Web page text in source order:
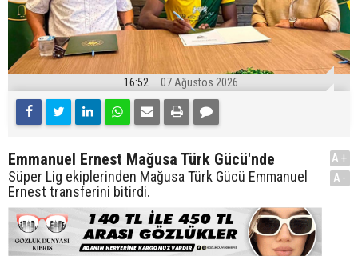
16:52 07 Ağustos 2026
Emmanuel Ernest Mağusa Türk Gücü'nde
Süper Lig ekiplerinden Mağusa Türk Gücü Emmanuel
Ernest transferini bitirdi.
A+
A-